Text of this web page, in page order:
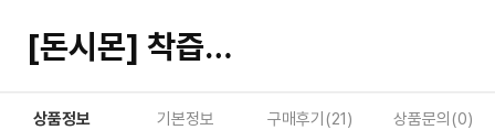
[돈시몬] 착즙주스 홍자몽 1L
상품정보 기본정보 구매후기(21) 상품문의(0)